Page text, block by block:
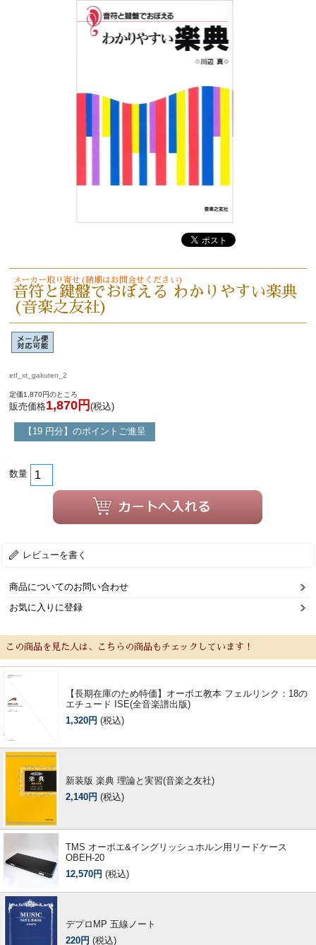
メーカー取り寄せ(納期はお問合せください)
音符と鍵盤でおぼえる わかりやすい楽典
(音楽之友社)
etf_xt_gakuten_2
定価1,870円のところ
販売価格1,870円 (税込)
【19 円分】のポイントご進呈
数量
レビューを書く
商品についてのお問い合わせ
お気に入りに登録
この商品を見た人は、こちらの商品もチェックしています！
【長期在庫のため特価】オーボエ教本 フェルリンク：18の
エチュード ISE(全音楽譜出版)
1,320円 (税込)
新装版 楽典 理論と実習(音楽之友社)
2,140円 (税込)
TMS オーボエ&イングリッシュホルン用リードケース
OBEH-20
12,570円 (税込)
デプロMP 五線ノート
220円 (税込)